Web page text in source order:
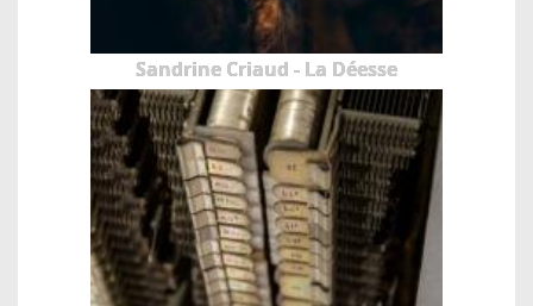
Sandrine Criaud - La Déesse